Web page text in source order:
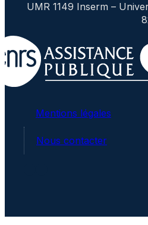
UMR 1149 Inserm –
Mentions légales
Nous contacter